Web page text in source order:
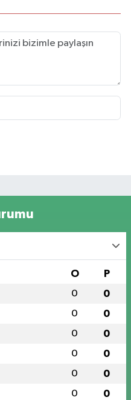
O P
0 0
0 0
0 0
0 0
0 0
0 0